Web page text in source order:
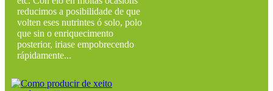
reducimos a posibilidade de que
volten eses nutrintes ó solo, polo
que sin o enriquecimento
posterior, iriase empobrecendo
rápidamente...